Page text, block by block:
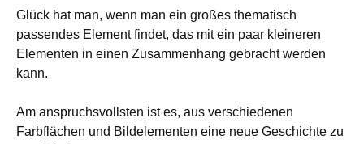
Glück hat man, wenn man ein großes thematisch
passendes Element findet, das mit ein paar kleineren
Elementen in einen Zusammenhang gebracht werden
kann.
Am anspruchsvollsten ist es, aus verschiedenen
Farbflächen und Bildelementen eine neue Geschichte zu